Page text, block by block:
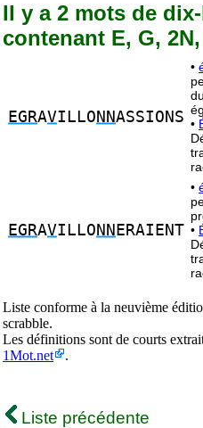
Il y a 2 mots de
contenant E, G,
EGRAVILLO NNASSIONS
•
•
EGRAVILLO NN ERAIENT
•
•
Liste conforme à la neuvième
scrabble.
Les définitions sont de courts
1Mot.net
.
Liste précédente